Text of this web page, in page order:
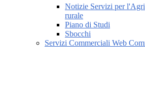
Notizie Servizi per
rurale
Piano di Studi
Sbocchi
Servizi Commerciali Web